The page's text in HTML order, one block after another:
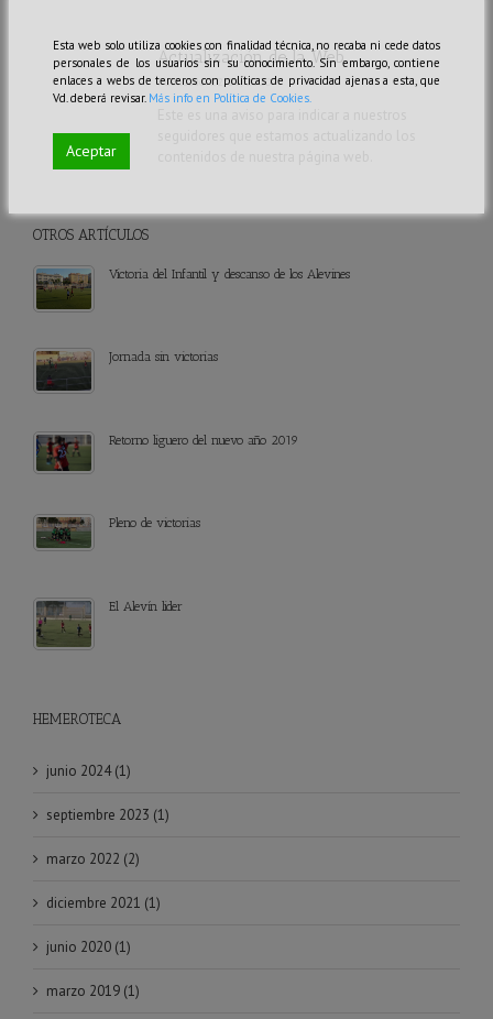
Actualización de la Web
Publicado: 12/06/2020
OTROS ARTÍCULOS
Victoria del Infantil y descanso de los Alevines
Jornada sin victorias
Retorno liguero del nuevo año 2019
Pleno de victorias
El Alevín lider
HEMEROTECA
junio 2024 (1)
septiembre 2023 (1)
marzo 2022 (2)
diciembre 2021 (1)
junio 2020 (1)
marzo 2019 (1)
Esta web solo utiliza cookies con finalidad técnica, no recaba ni cede datos
personales de los usuarios sin su conocimiento. Sin embargo, contiene
enlaces a webs de terceros con políticas de privacidad ajenas a esta, que
Vd. deberá revisar. Más info en Política de Cookies.
Aceptar